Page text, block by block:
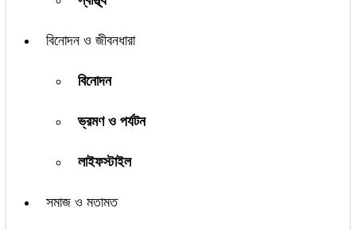
বিনোদন ও জীবনধারা
বিনোদন
ভ্রমণ ও পর্যটন
লাইফস্টাইল
সমাজ ও মতামত